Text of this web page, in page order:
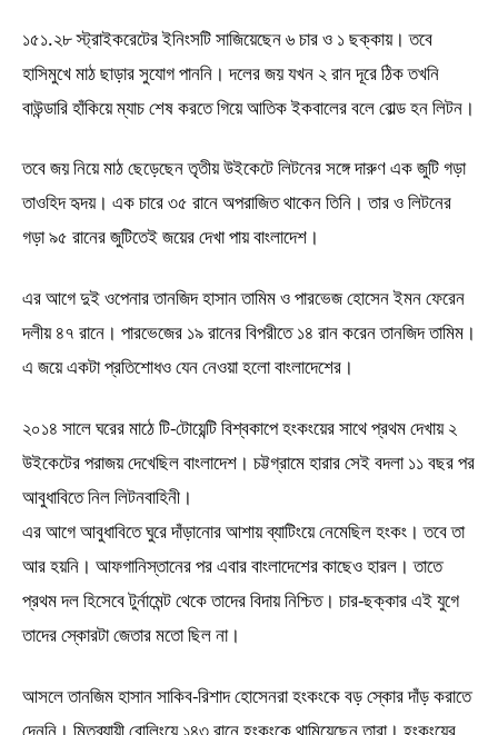
১৫১.২৮ স্ট্রাইকরেটের ইনিংসটি সাজিয়েছেন ৬ চার ও ১ ছক্কায়। তবে
হাসিমুখে মাঠ ছাড়ার সুযোগ পাননি। দলের জয় যখন ২ রান দূরে ঠিক তখনি
বাউন্ডারি হাঁকিয়ে ম্যাচ শেষ করতে গিয়ে আতিক ইকবালের বলে বোল্ড হন লিটন।
তবে জয় নিয়ে মাঠ ছেড়েছেন তৃতীয় উইকেটে লিটনের সঙ্গে দারুণ এক জুটি গড়া
তাওহিদ হৃদয়। এক চারে ৩৫ রানে অপরাজিত থাকেন তিনি। তার ও লিটনের
গড়া ৯৫ রানের জুটিতেই জয়ের দেখা পায় বাংলাদেশ।
এর আগে দুই ওপেনার তানজিদ হাসান তামিম ও পারভেজ হোসেন ইমন ফেরেন
দলীয় ৪৭ রানে। পারভেজের ১৯ রানের বিপরীতে ১৪ রান করেন তানজিদ তামিম।
এ জয়ে একটা প্রতিশোধও যেন নেওয়া হলো বাংলাদেশের।
২০১৪ সালে ঘরের মাঠে টি-টোয়েন্টি বিশ্বকাপে হংকংয়ের সাথে প্রথম দেখায় ২
উইকেটের পরাজয় দেখেছিল বাংলাদেশ। চট্টগ্রামে হারার সেই বদলা ১১ বছর পর
আবুধাবিতে নিল লিটনবাহিনী।
এর আগে আবুধাবিতে ঘুরে দাঁড়ানোর আশায় ব্যাটিংয়ে নেমেছিল হংকং। তবে তা
আর হয়নি। আফগানিস্তানের পর এবার বাংলাদেশের কাছেও হারল। তাতে
প্রথম দল হিসেবে টুর্নামেন্ট থেকে তাদের বিদায় নিশ্চিত। চার-ছক্কার এই যুগে
তাদের স্কোরটা জেতার মতো ছিল না।
আসলে তানজিম হাসান সাকিব-রিশাদ হোসেনরা হংকংকে বড় স্কোর দাঁড় করাতে
দেননি। মিতব্যায়ী বোলিংয়ে ১৪৩ রানে হংকংকে থামিয়েছেন তারা। হংকংয়ের